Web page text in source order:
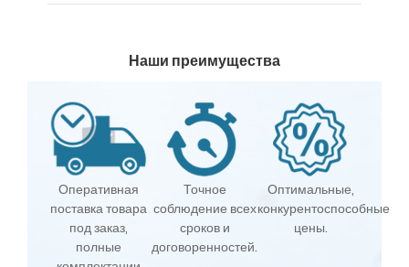
Наши преимущества
Оперативная
поставка товара
под заказ,
полные
Точное
соблюдение всех
сроков и
договоренностей.
Оптимальные,
конкурентоспособные
цены.